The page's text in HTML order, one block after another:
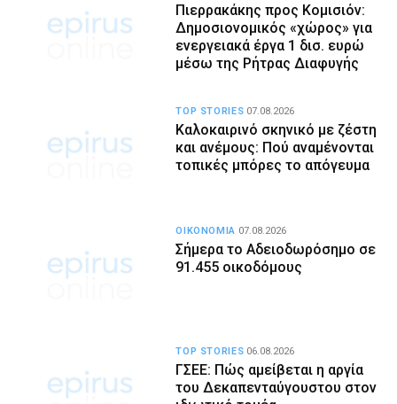
Πιερρακάκης προς Κομισιόν:
Δημοσιονομικός «χώρος» για
ενεργειακά έργα 1 δισ. ευρώ
μέσω της Ρήτρας Διαφυγής
Καλοκαιρινό σκηνικό με ζέστη
και ανέμους: Πού αναμένονται
τοπικές μπόρες το απόγευμα
TOP STORIES 07.08.2026
Σήμερα το Αδειοδωρόσημο σε
91.455 οικοδόμους
ΟΙΚΟΝΟΜΙΑ 07.08.2026
ΓΣΕΕ: Πώς αμείβεται η αργία
του Δεκαπενταύγουστου στον
TOP STORIES 06.08.2026